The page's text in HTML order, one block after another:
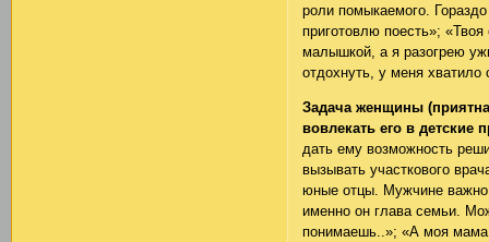
роли помыкаемого.
приготовлю поесть»;
малышкой, а я разогрею
отдохнуть, у меня
Задача женщины
вовлекать его в детские
дать ему возможность
вызывать участкового
юные отцы. Мужчине важно
именно он глава семьи.
понимаешь..»; «А моя